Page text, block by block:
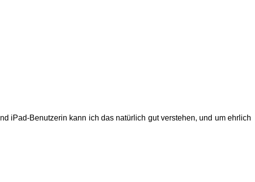
iPad-Benutzerin kann ich das natürlich gut verstehen, und um ehrlich